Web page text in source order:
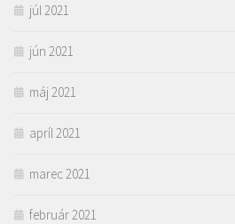
júl 2021
jún 2021
máj 2021
apríl 2021
marec 2021
február 2021